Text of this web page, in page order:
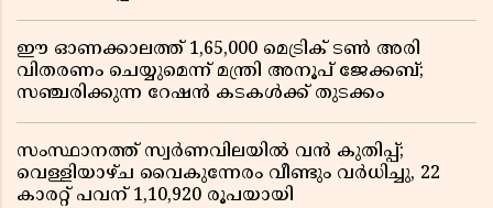
ഈ ഓണക്കാലത്ത് 1,65,000 മെട്രിക് ടൺ അരി
വിതരണം ചെയ്യുമെന്ന് മന്ത്രി അനൂപ് ജേക്കബ്;
സഞ്ചരിക്കുന്ന റേഷൻ കടകൾക്ക് തുടക്കം
സംസ്ഥാനത്ത് സ്വർണവിലയിൽ വൻ കുതിപ്പ്;
വെള്ളിയാഴ്ച വൈകുന്നേരം വീണ്ടും വർധിച്ചു, 22
കാരറ്റ് പവന് 1,10,920 രൂപയായി